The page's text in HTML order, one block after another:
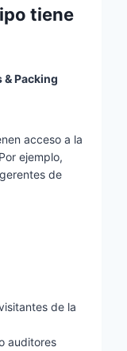
tiene
& Packing
acceso a la
ejemplo,
de
de la
auditores